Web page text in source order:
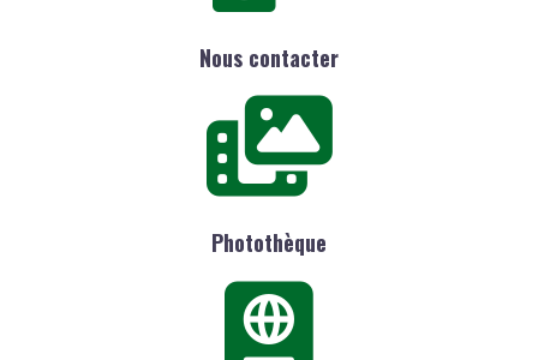
Nous contacter
Photothèque